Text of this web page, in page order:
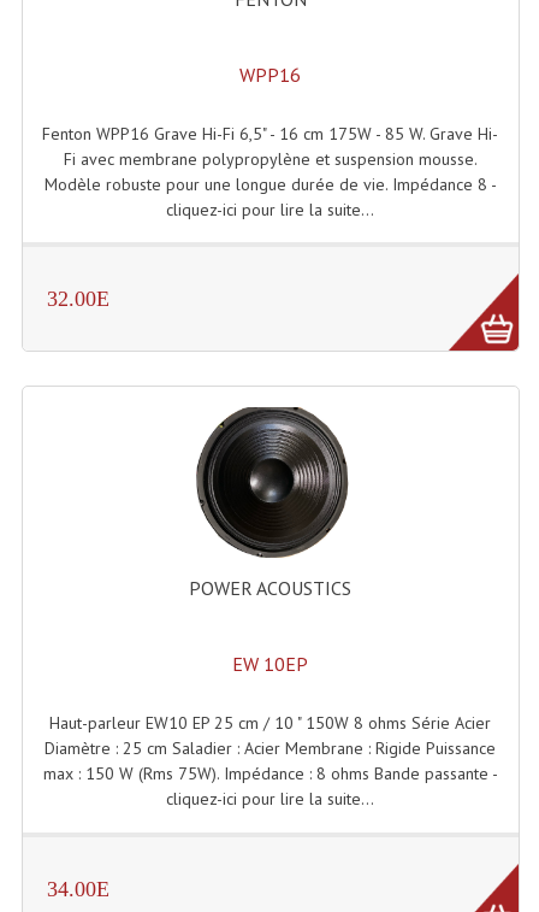
Pieds D'enceintes
Selecteurs Audio Vidéo
Amplificateurs
Amplificateurs Multi-Canaux
Enceintes Et Caissons Basses
Packs Sono
Enceintes Amplifiées Actives
Retours De Scène
Caisson De Basse Amplifié
Caissons De Basses
WPP16
Fenton WPP16 Grave Hi-Fi 6,5" - 16 cm 175W - 85 W. Grave Hi-
Fi avec membrane polypropylène et suspension mousse.
Modèle robuste pour une longue durée de vie. Impédance 8 -
cliquez-ici pour lire la suite...
32.00E
POWER ACOUSTICS
EW 10EP
Haut-parleur EW10 EP 25 cm / 10 " 150W 8 ohms Série Acier
Diamètre : 25 cm Saladier : Acier Membrane : Rigide Puissance
max : 150 W (Rms 75W). Impédance : 8 ohms Bande passante -
cliquez-ici pour lire la suite...
34.00E